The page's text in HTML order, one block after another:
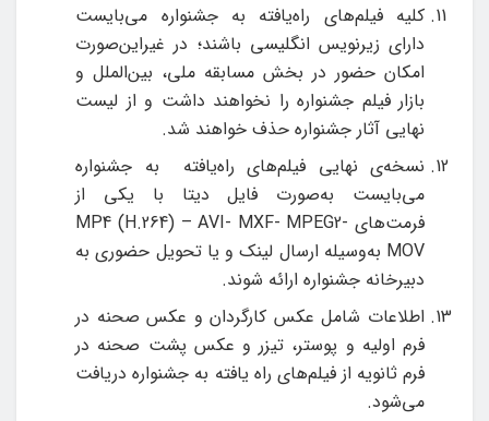
کلیه فیلم‌های راه‌یافته به جشنواره می‌بایست
دارای زیرنویس انگلیسی باشند؛ در غیراین‌صورت
امکان حضور در بخش مسابقه ملی، بین‌الملل و
بازار فیلم جشنواره را نخواهند داشت و از لیست
نهایی آثار جشنواره حذف خواهند شد.
نسخه‌ی نهایی فیلم‌های راه‎‌یافته به جشنواره
می‌بایست به‌صورت فایل دیتا با یکی از
فرمت‌های MP4 (H.264) – AVI- MXF- MPEG2-
MOV به‌وسیله ارسال لینک و یا تحویل حضوری به
دبیرخانه جشنواره ارائه شوند.
اطلاعات شامل عکس کارگردان و عکس صحنه در
فرم اولیه و پوستر، تیزر و عکس پشت صحنه در
فرم ثانویه از فیلم‌های راه یافته به جشنواره دریافت
می‌شود.